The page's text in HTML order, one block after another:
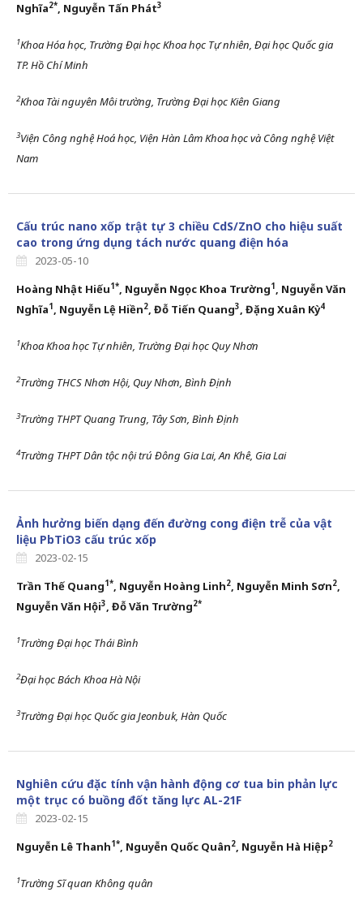
Nghĩa2*, Nguyễn Tấn Phát3
1Khoa Hóa học, Trường Đại học Khoa học Tự nhiên, Đại học Quốc gia
TP. Hồ Chí Minh
2Khoa Tài nguyên Môi trường, Trường Đại học Kiên Giang
3Viện Công nghệ Hoá học, Viện Hàn Lâm Khoa học và Công nghệ Việt
Nam
Cấu trúc nano xốp trật tự 3 chiều CdS/ZnO cho hiệu suất
cao trong ứng dụng tách nước quang điện hóa
2023-05-10
Hoàng Nhật Hiếu1*, Nguyễn Ngọc Khoa Trường1 , Nguyễn Văn
Nghĩa1 , Nguyễn Lệ Hiền2, Đỗ Tiến Quang3, Đặng Xuân Kỳ4
1KhoaKhoa học Tự nhiên, Trường Đại học Quy Nhơn
2Trường THCS Nhơn Hội, Quy Nhơn, Bình Định
3Trường THPT Quang Trung, Tây Sơn, Bình Định
4Trường THPT Dân tộc nội trú Đông Gia Lai, An Khê, Gia Lai
Ảnh hưởng biến dạng đến đường cong điện trễ của vật
liệu PbTiO3 cấu trúc xốp
2023-02-15
Trần Thế Quang1*, Nguyễn Hoàng Linh2, Nguyễn Minh Sơn2,
Nguyễn Văn Hội3, Đỗ Văn Trường2*
1Trường Đại học Thái Bình
2Đại học Bách Khoa Hà Nội
3Trường Đại học Quốc gia Jeonbuk, Hàn Quốc
Nghiên cứu đặc tính vận hành động cơ tua bin phản lực
một trục có buồng đốt tăng lực AL-21F
2023-02-15
Nguyễn Lê Thanh1*, Nguyễn Quốc Quân2, Nguyễn Hà Hiệp2
1Trường Sĩ quan Không quân